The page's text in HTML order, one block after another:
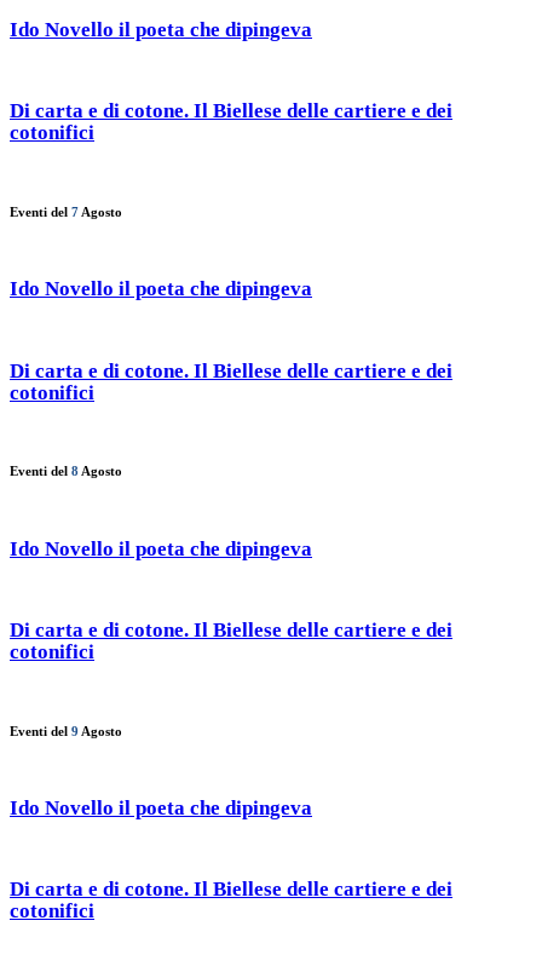
Ido Novello il poeta che dipingeva
Di carta e di cotone. Il Biellese delle cartiere e dei
cotonifici
Eventi del 7 Agosto
Ido Novello il poeta che dipingeva
Di carta e di cotone. Il Biellese delle cartiere e dei
cotonifici
Eventi del 8 Agosto
Ido Novello il poeta che dipingeva
Di carta e di cotone. Il Biellese delle cartiere e dei
cotonifici
Eventi del 9 Agosto
Ido Novello il poeta che dipingeva
Di carta e di cotone. Il Biellese delle cartiere e dei
cotonifici